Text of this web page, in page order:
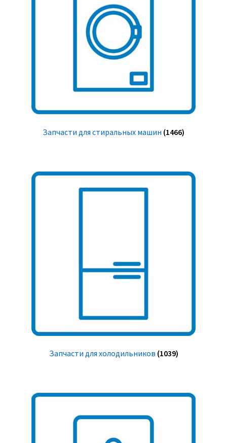
Запчасти для стиральных машин (1466)
Запчасти для холодильников (1039)